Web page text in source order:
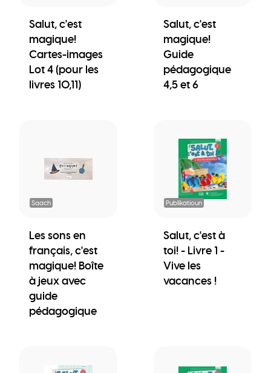
Salut, c'est
magique!
Cartes-images
Lot 4 (pour les
livres 10,11)
Salut, c'est
magique!
Guide
pédagogique
4,5 et 6
Saach
Les sons en
français, c'est
magique! Boîte
à jeux avec
guide
pédagogique
Publikatioun
Salut, c'est à
toi! - Livre 1 -
Vive les
vacances !